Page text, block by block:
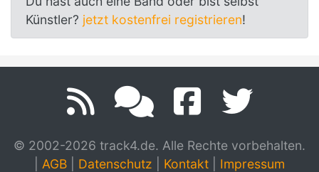
Künstler? jetzt kostenfrei registrieren!
© 2002-2026 track4.de. Alle Rechte vorbehalten.
AGB Datenschutz Kontakt
Impressum